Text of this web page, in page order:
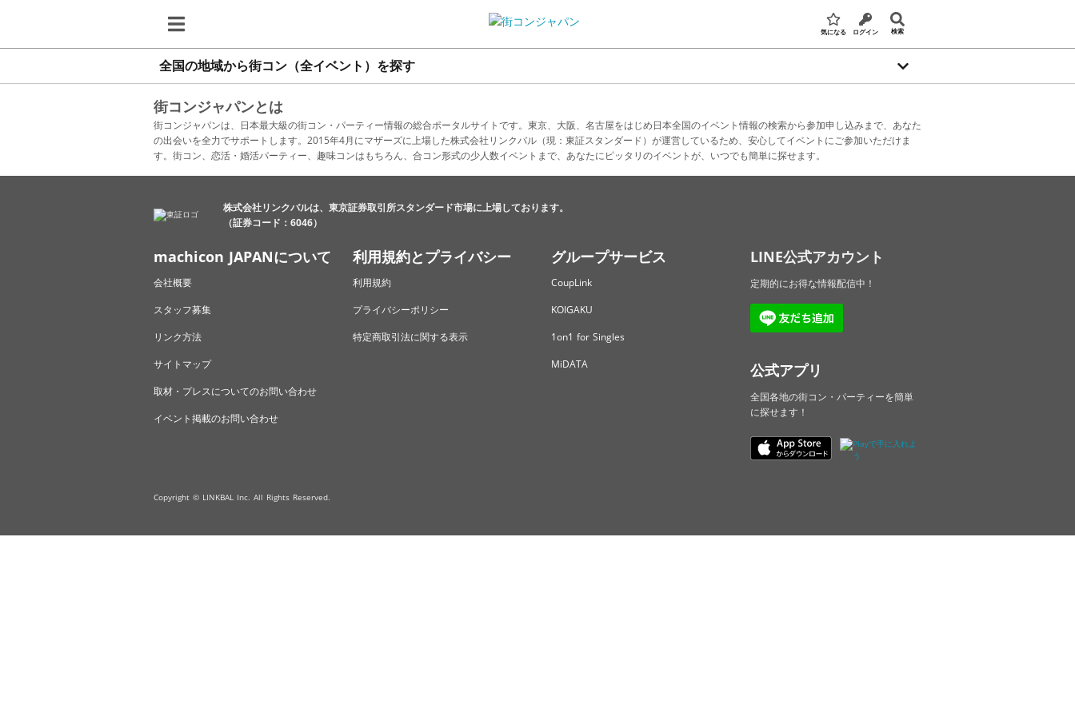
気になる ログイン 検索
全国の地域から街コン（全イベント）を探す
街コンジャパンとは
街コンジャパンは、日本最大級の街コン・パーティー情報の総合ポータルサイトです。東京、大阪、名古屋をはじめ日本全国のイベント情報の検索から参加申し込みまで、あなた
の出会いを全力でサポートします。2015年4月にマザーズに上場した株式会社リンクバル（現：東証スタンダード）が運営しているため、安心してイベントにご参加いただけま
す。街コン、恋活・婚活パーティー、趣味コンはもちろん、合コン形式の少人数イベントまで、あなたにピッタリのイベントが、いつでも簡単に探せます。
株式会社リンクバルは、東京証券取引所スタンダード市場に上場しております。
（証券コード：6046）
machicon JAPANについて
会社概要
スタッフ募集
リンク方法
サイトマップ
取材・プレスについてのお問い合わせ
イベント掲載のお問い合わせ
利用規約とプライバシー
利用規約
プライバシーポリシー
特定商取引法に関する表示
グループサービス
CoupLink
KOIGAKU
1on1 for Singles
MiDATA
LINE公式アカウント
定期的にお得な情報配信中！
公式アプリ
全国各地の街コン・パーティーを簡単
に探せます！
Copyright © LINKBAL Inc. All Rights Reserved.